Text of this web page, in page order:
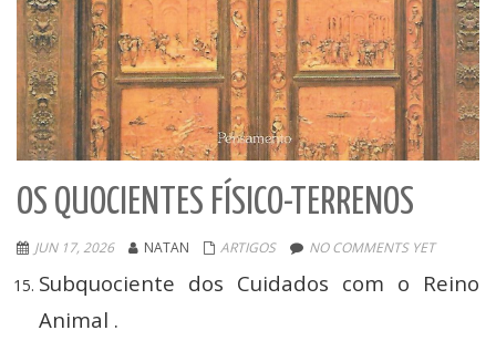
OS QUOCIENTES FÍSICO-TERRENOS
JUN 17, 2026 NATAN ARTIGOS NO COMMENTS YET
Subquociente dos Cuidados com o Reino
Animal .